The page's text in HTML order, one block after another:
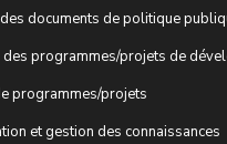
documents de politique
programmes/projets de
programmes/projets
et gestion des connaissances